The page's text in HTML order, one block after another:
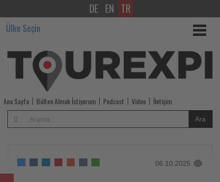
Boyalık
Beach,
Bluefin
Çeşme
Sportif
Balıkçılık
Turnuvası’na
destek
verdi
DE EN TR
Ülke Seçin
Ana Sayfa Bülten Almak İstiyorum Podcast Video İletişim
Ara
06.10.2025